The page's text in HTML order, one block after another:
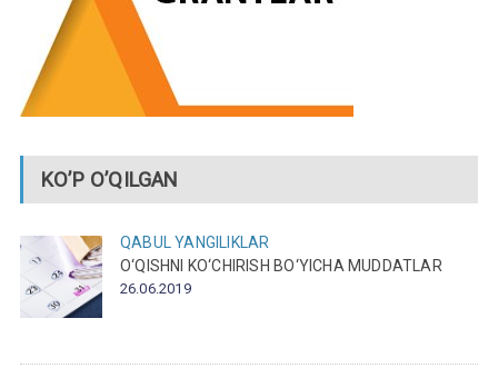
KO’P O’QILGAN
QABUL
YANGILIKLAR
O‘QISHNI KO‘CHIRISH BO‘YICHA MUDDATLAR
26.06.2019